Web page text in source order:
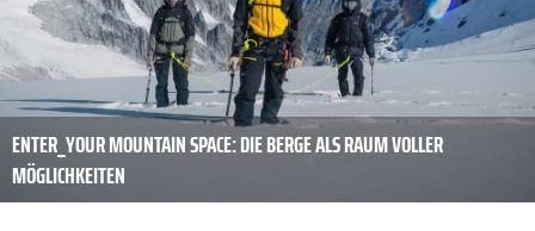
ENTER_YOUR MOUNTAIN SPACE: DIE BERGE ALS RAUM VOLLER
MÖGLICHKEITEN